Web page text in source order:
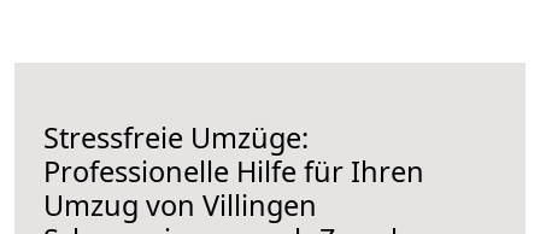
Stressfreie Umzüge:
Professionelle Hilfe für Ihren
Umzug von Villingen